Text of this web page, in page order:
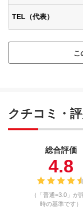
TEL（代表）
こ
クチコミ・
総合評価
4.8
（「普通=3.0」が
時の基準です）